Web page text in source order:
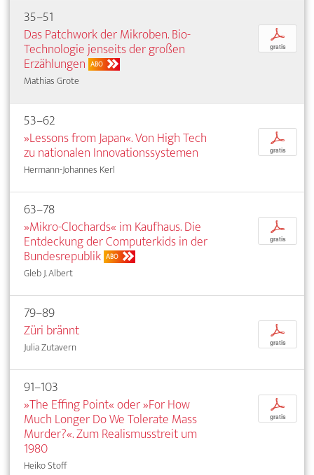
35–51
Das Patchwork der Mikroben. Bio-
Technologie jenseits der großen
Erzählungen ABO
Mathias Grote
p
gratis
53–62
»Lessons from Japan«. Von High Tech
zu nationalen Innovationssystemen
Hermann-Johannes Kerl
p
gratis
63–78
»Mikro-Clochards« im Kaufhaus. Die
Entdeckung der Computerkids in der
Bundesrepublik ABO
Gleb J. Albert
p
gratis
79–89
Züri brännt
Julia Zutavern
p
gratis
91–103
»The Effing Point« oder »For How
Much Longer Do We Tolerate Mass
Murder?«. Zum Realismusstreit um
1980
Heiko Stoff
p
gratis